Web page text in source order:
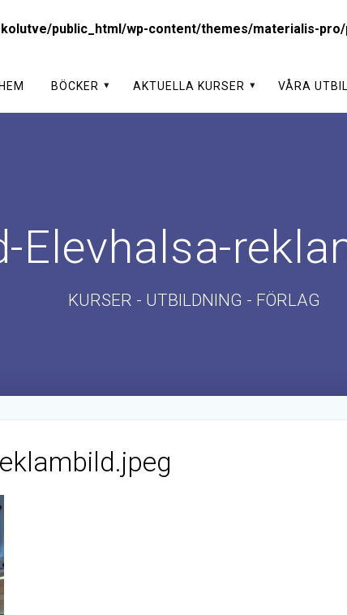
public_html/wp-content/themes/materialis-
BÖCKER AKTUELLA KURSER VÅRA
Elevhalsa-
KURSER - UTBILDNING - FÖRLAG